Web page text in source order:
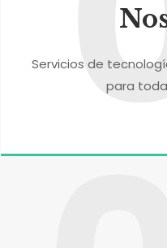
Servicios de
para